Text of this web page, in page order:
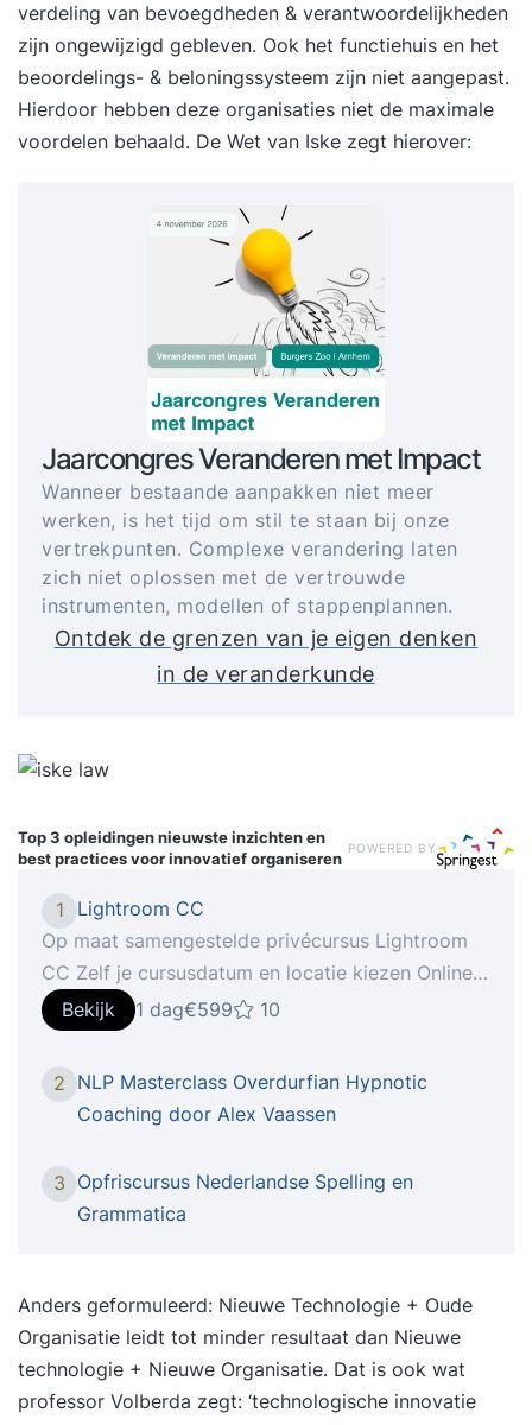
verdeling van bevoegdheden & verantwoordelijkheden
zijn ongewijzigd gebleven. Ook het functiehuis en het
beoordelings- & beloningssysteem zijn niet aangepast.
Hierdoor hebben deze organisaties niet de maximale
voordelen behaald. De Wet van Iske zegt hierover:
Jaarcongres Veranderen met Impact
Wanneer bestaande aanpakken niet meer
werken, is het tijd om stil te staan bij onze
vertrekpunten. Complexe verandering laten
zich niet oplossen met de vertrouwde
instrumenten, modellen of stappenplannen.
Ontdek de grenzen van je eigen denken
in de veranderkunde
Top 3 opleidingennieuwste inzichten en
best practices voor innovatief organiseren
POWERED BY
1
Lightroom CC
Op maat samengestelde privécursus Lightroom
CC Zelf je cursusdatum en locatie kiezen Online
verder leren met StudyFlix De nieuwste telg van
Creative Cloud gooit in een flitsend jasje het roer
om qua interface en gebruikerservaring. in onze
cursus Lightroom CC ga je aan de slag om, indien
gewenst met je eigen materiaal, foto’s om te
Hoe het werkt 1: Intake Na je inschrijving voor de
cursus Lightroom CC vindt er een telefonische
leerbehoefte bepalen. 2: Voorbereiding Wij gaan
aan de slag om een persoonlijk cursusprogramma
voor je samen te stellen op basis van je huidige
niveau en interesses. 3: Cursusdatum Op je zelf
Bekijk 1 dag€599 10
2 NLP Masterclass Overdurfian Hypnotic
Coaching door Alex Vaassen
3 Opfriscursus Nederlandse Spelling en
Grammatica
Anders geformuleerd: Nieuwe Technologie + Oude
Organisatie leidt tot minder resultaat dan Nieuwe
technologie + Nieuwe Organisatie. Dat is ook wat
professor Volberda zegt: ‘technologische innovatie